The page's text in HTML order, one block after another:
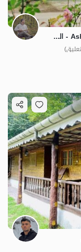
كوخ خشبي في کیاشهر - Ashman Kamachal - الطبعة الثانية